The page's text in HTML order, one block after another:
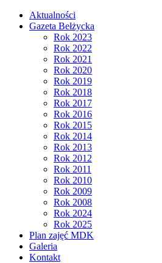
Aktualności
Gazeta Bełżycka
Rok 2023
Rok 2022
Rok 2021
Rok 2020
Rok 2019
Rok 2018
Rok 2017
Rok 2016
Rok 2015
Rok 2014
Rok 2013
Rok 2012
Rok 2011
Rok 2010
Rok 2009
Rok 2008
Rok 2024
Rok 2025
Plan zajęć MDK
Galeria
Kontakt